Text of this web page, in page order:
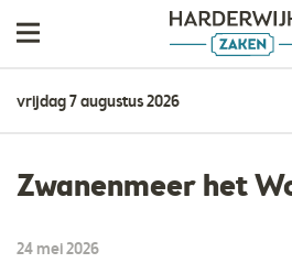
vrijdag 7 augustus 2026
Zwanenmeer het
24 mei 2026